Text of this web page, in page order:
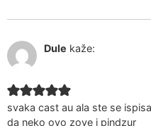
Dule kaže:
svaka cast au ala ste se
da neko ovo zove i pindzur